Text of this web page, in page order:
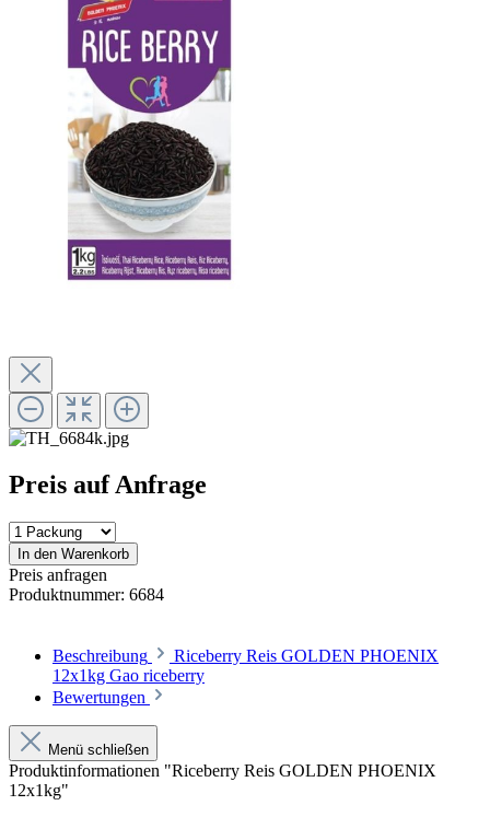
Preis auf Anfrage
In den Warenkorb
Preis anfragen
Produktnummer: 6684
Beschreibung
Riceberry Reis GOLDEN PHOENIX
12x1kg Gao riceberry
Bewertungen
Menü schließen
Produktinformationen "Riceberry Reis GOLDEN PHOENIX
12x1kg"